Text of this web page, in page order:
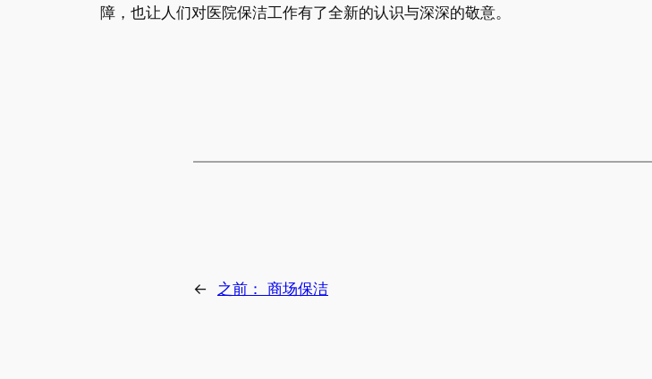
障，也让人们对医院保洁工作有了全新的认识与深深的敬意。
← 之前： 商场保洁